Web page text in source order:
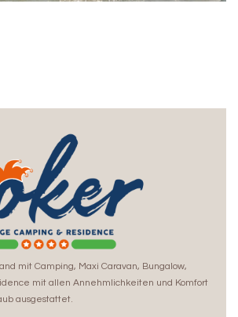
mit Camping, Maxi Caravan, Bungalow,
mit allen Annehmlichkeiten und Komfort
ausgestattet.